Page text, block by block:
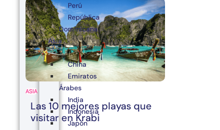
ASIA
Las 10 mejores playas que
visitar en Krabi
Perú
República
Dominicana
Asia
China
Emiratos
Árabes
India
Indonesia
Japón